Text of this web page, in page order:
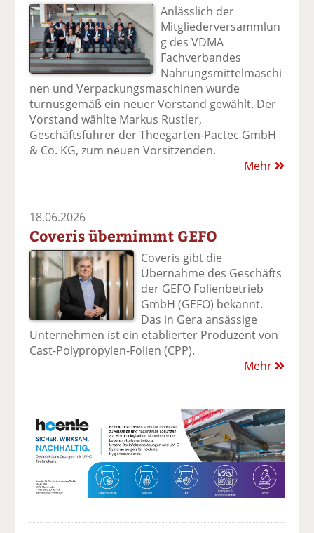
Anlässlich der
Mitgliederversammlun
g des VDMA
Fachverbandes
Nahrungsmittelmaschi
nen und Verpackungsmaschinen wurde
turnusgemäß ein neuer Vorstand gewählt. Der
Vorstand wählte Markus Rustler,
Geschäftsführer der Theegarten-Pactec GmbH
& Co. KG, zum neuen Vorsitzenden.
Mehr
18.06.2026
Coveris übernimmt GEFO
Coveris gibt die
Übernahme des Geschäfts
der GEFO Folienbetrieb
GmbH (GEFO) bekannt.
Das in Gera ansässige
Unternehmen ist ein etablierter Produzent von
Cast-Polypropylen-Folien (CPP).
Mehr